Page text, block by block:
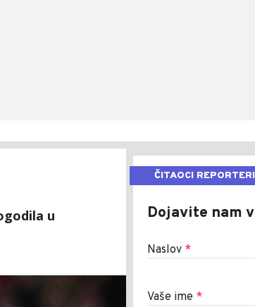
u
ČITAOCI REPORTERI
Dojavite nam
Naslov *
Vaše ime *